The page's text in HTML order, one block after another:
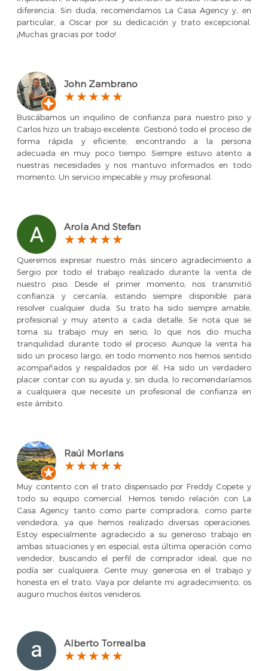
diferencia. Sin duda, recomendamos La Casa Agency y, en
particular, a Oscar por su dedicación y trato excepcional.
¡Muchas gracias por todo!
John Zambrano
Buscábamos un inquilino de confianza para nuestro piso y
Carlos hizo un trabajo excelente. Gestionó todo el proceso de
forma rápida y eficiente, encontrando a la persona
adecuada en muy poco tiempo. Siempre estuvo atento a
nuestras necesidades y nos mantuvo informados en todo
momento. Un servicio impecable y muy profesional.
Arola And Stefan
Queremos expresar nuestro más sincero agradecimiento a
Sergio por todo el trabajo realizado durante la venta de
nuestro piso. Desde el primer momento, nos transmitió
confianza y cercanía, estando siempre disponible para
resolver cualquier duda. Su trato ha sido siempre amable,
profesional y muy atento a cada detalle. Se nota que se
toma su trabajo muy en serio, lo que nos dio mucha
tranquilidad durante todo el proceso. Aunque la venta ha
sido un proceso largo, en todo momento nos hemos sentido
acompañados y respaldados por él. Ha sido un verdadero
placer contar con su ayuda y, sin duda, lo recomendaríamos
a cualquiera que necesite un profesional de confianza en
este ámbito.
Raúl Morlans
Muy contento con el trato dispensado por Freddy Copete y
todo su equipo comercial. Hemos tenido relación con La
Casa Agency tanto como parte compradora, como parte
vendedora, ya que hemos realizado diversas operaciones.
Estoy especialmente agradecido a su generoso trabajo en
ambas situaciones y en especial, esta última operación como
vendedor, buscando el perfil de comprador ideal, que no
podía ser cualquiera. Gente muy generosa en el trabajo y
honesta en el trato. Vaya por delante mi agradecimiento, os
auguro muchos éxitos venideros.
Alberto Torrealba